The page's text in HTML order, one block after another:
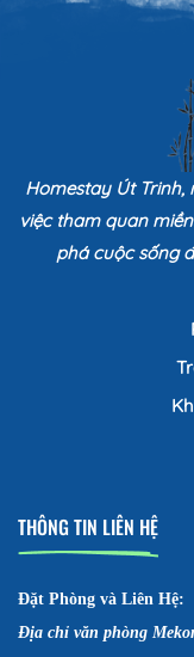
Homestay Út Trinh,
việc tham quan
phá cuộc sống
THÔNG TIN LIÊN HỆ
Đặt Phòng và Liên Hệ:
Địa chỉ văn phòng